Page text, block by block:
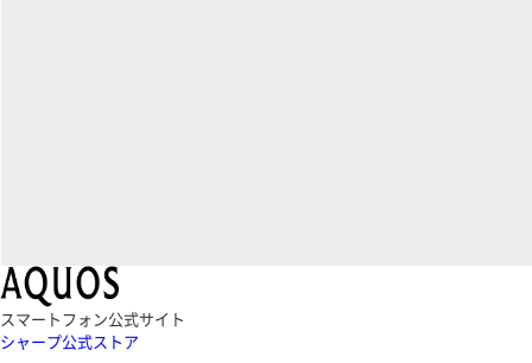
スマートフォン公式サイト
シャープ公式ストア